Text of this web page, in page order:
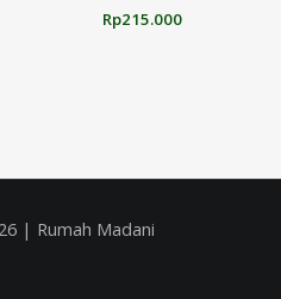
Rp215.000
| Rumah Madani